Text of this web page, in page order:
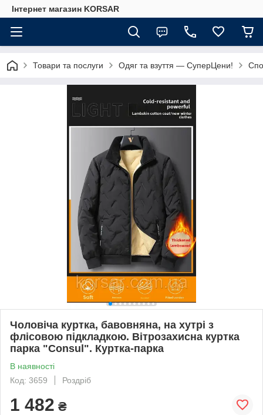
Iнтернет магазин KORSAR
Товари та послуги Одяг та взуття — СуперЦени!
Чоловіча куртка, бавовняна, на хутрі з
флісовою підкладкою. Вітрозахисна куртка
парка "Consul". Куртка-парка
В наявності
Код: 3659
Роздріб
1 482 ₴